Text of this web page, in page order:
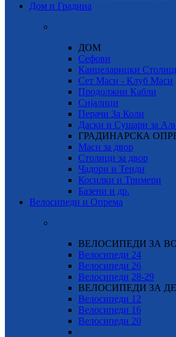
Дом и Градина
ДОМ
Сефови
Канцеларицки
Сет Маси - Клуб Маси
Продолжни Кабли
Сијалици
Перачи За Коли
Даски и Сушари за
ГРАДИНАРСКА
Маси за двор
Столици за двор
Чадори и Тенди
Косилки и Тримери
Базени и др.
Велосипеди и Опрема
ВЕЛОСИПЕДИ ЗА
Велосипеди 24
Велосипеди 26
Велосипеди 28-29
ВЕЛОСИПЕДИ ЗА
Велосипеди 12
Велосипеди 16
Велосипеди 20